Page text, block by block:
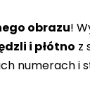
obrazu!
i płótno z
numerach i